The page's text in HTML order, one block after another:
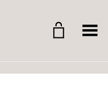
Menü umschalten